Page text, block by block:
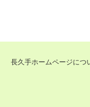
長久手ホームページにつ